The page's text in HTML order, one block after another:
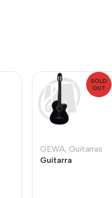
SOLD
OUT
GEWA, Guitarras
Guitarra